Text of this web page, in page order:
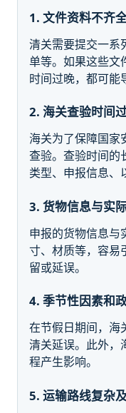
1. 文件资料不齐
清关需要提交一系
单等。如果这些文
时间过晚，都可能
2. 海关查验时间
海关为了保障国家
查验。查验时间的
类型、申报信息、
3. 货物信息与实
申报的货物信息与
寸、材质等，容易
留或延误。
4. 季节性因素和
在节假日期间，海
清关延误。此外，
程产生影响。
5. 运输路线复杂